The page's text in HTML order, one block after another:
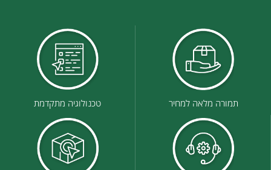
תמורה מלאה למחיר טכנולוגיה מתקדמת